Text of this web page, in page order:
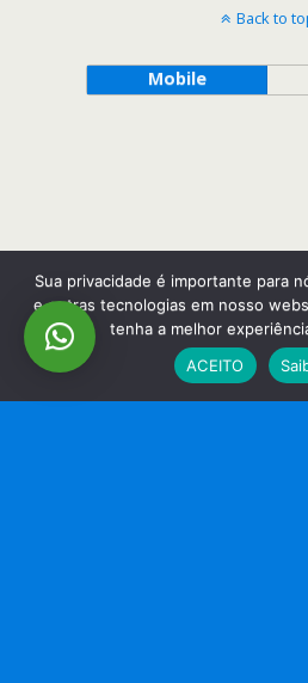
Back to
Mobile
Sua privacidade é importante para
e outras tecnologias em nosso
tenha a melhor
ACEITO